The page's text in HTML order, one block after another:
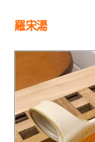
羅宋湯